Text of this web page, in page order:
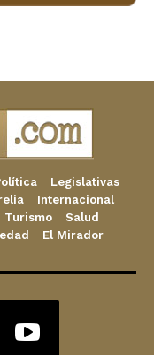
Legislativas
Internacional
Turismo
Salud
El Mirador